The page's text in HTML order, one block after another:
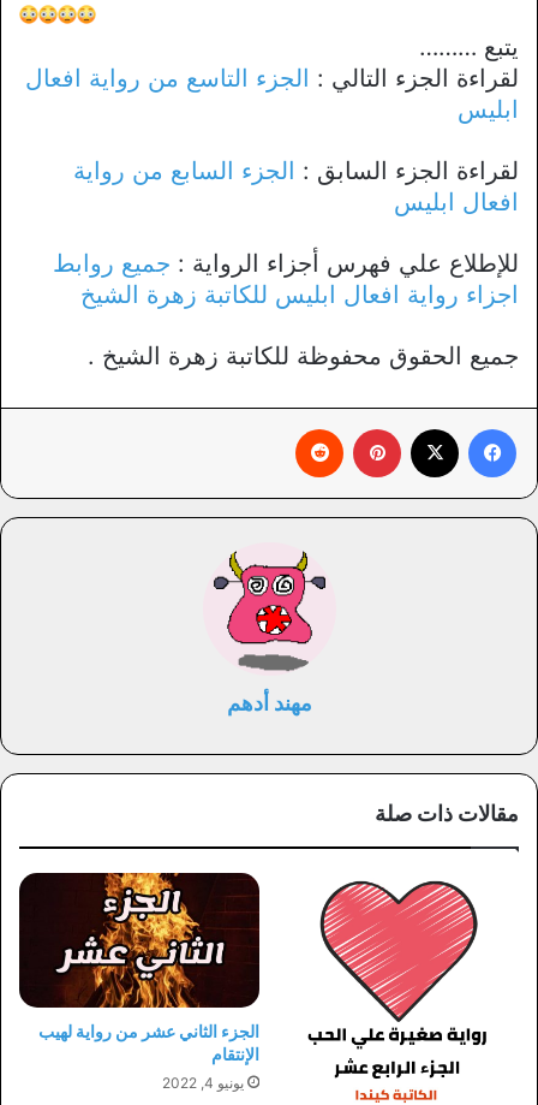
يتبع ………
لقراءة الجزء التالي : الجزء التاسع من رواية افعال
ابليس
لقراءة الجزء السابق : الجزء السابع من رواية
افعال ابليس
للإطلاع علي فهرس أجزاء الرواية : جميع روابط
اجزاء رواية افعال ابليس للكاتبة زهرة الشيخ
جميع الحقوق محفوظة للكاتبة زهرة الشيخ .
مهند أدهم
مقالات ذات صلة
الجزء الثاني عشر من رواية لهيب
الإنتقام
يونيو 4, 2022